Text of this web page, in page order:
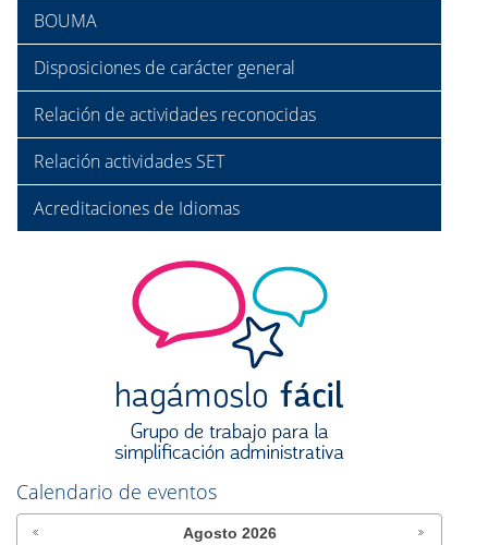
BOUMA
Disposiciones de carácter general
Relación de actividades reconocidas
Relación actividades SET
Acreditaciones de Idiomas
Calendario de eventos
Agosto 2026